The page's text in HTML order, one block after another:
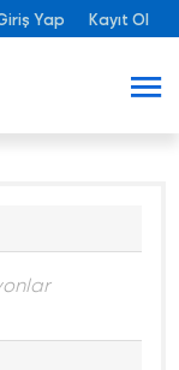
Yap Kayıt Ol